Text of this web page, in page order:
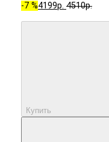
-7 %4199р. 4510р.
Купить